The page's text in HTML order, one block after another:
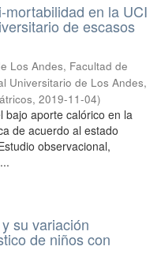
en la UCI
de escasos
Los Andes, Facultad de
Universitario de Los Andes,
, 2019-11-04)
bajo aporte calórico en la
de acuerdo al estado
observacional,
su variación
de niños con